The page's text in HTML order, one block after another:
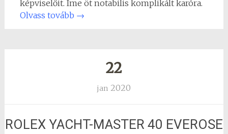
képviselőit. Íme öt notabilis komplikált karóra.
Olvass tovább →
22
jan 2020
ROLEX YACHT-MASTER 40 EVEROSE